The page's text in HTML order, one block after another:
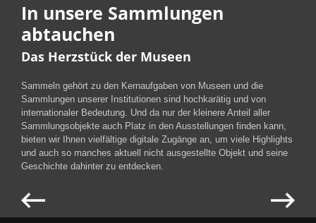
In unsere Sammlungen
abtauchen
Das Herzstück der Museen
Sammeln gehört zu den Kernaufgaben von Museen und die
Sammlungen unserer Institutionen sind hochkarätig und von
internationaler Bedeutung. Und da nur der kleinere Anteil aller
Sammlungsobjekte auch Platz in den Ausstellungen finden kann,
bieten wir Ihnen vielfältige digitale Zugänge an, um viele Highlights
und auch so manches aktuell nicht ausgestellte Objekt und seine
Geschichte dahinter zu entdecken.